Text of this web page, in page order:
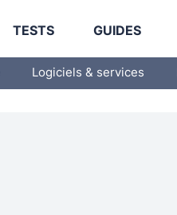
TESTS GUIDES
Logiciels & services